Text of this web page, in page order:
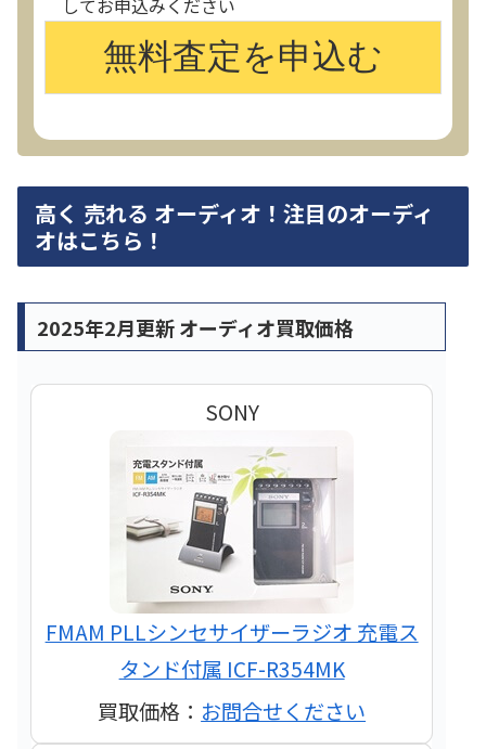
してお申込みください
高く 売れる オーディオ！注目のオーディ
オはこちら！
2025年2月更新 オーディオ買取価格
SONY
FMAM PLLシンセサイザーラジオ 充電ス
タンド付属 ICF-R354MK
買取価格： お問合せください